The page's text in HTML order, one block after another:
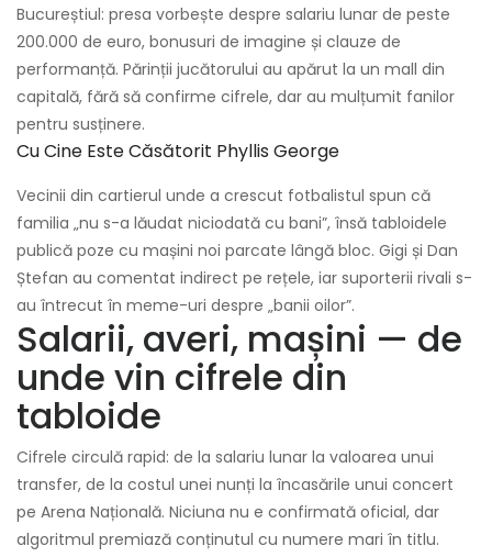
Bucureștiul: presa vorbește despre salariu lunar de peste
200.000 de euro, bonusuri de imagine și clauze de
performanță. Părinții jucătorului au apărut la un mall din
capitală, fără să confirme cifrele, dar au mulțumit fanilor
pentru susținere.
Cu Cine Este Căsătorit Phyllis George
Vecinii din cartierul unde a crescut fotbalistul spun că
familia „nu s-a lăudat niciodată cu bani”, însă tabloidele
publică poze cu mașini noi parcate lângă bloc. Gigi și Dan
Ștefan au comentat indirect pe rețele, iar suporterii rivali s-
au întrecut în meme-uri despre „banii oilor”.
Salarii, averi, mașini — de
unde vin cifrele din
tabloide
Cifrele circulă rapid: de la salariu lunar la valoarea unui
transfer, de la costul unei nunți la încasările unui concert
pe Arena Națională. Niciuna nu e confirmată oficial, dar
algoritmul premiază conținutul cu numere mari în titlu.